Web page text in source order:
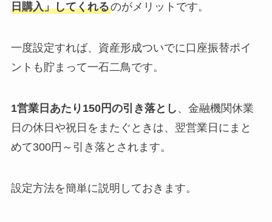
日購入」してくれるのがメリットです。
一度設定すれば、 資産形成ついでに口座振替ポイ
ントも貯まって一石二鳥です。
1営業日あたり150円の引き落とし 、金融機関休業
日の休日や祝日をまたぐときは、翌営業日にまと
めて300円～引き落とされます。
設定方法を簡単に説明しておきます。